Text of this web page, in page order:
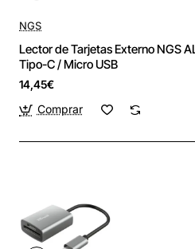
NGS
Lector de Tarjetas Externo NGS
Tipo-C / Micro USB
14,45€
Comprar